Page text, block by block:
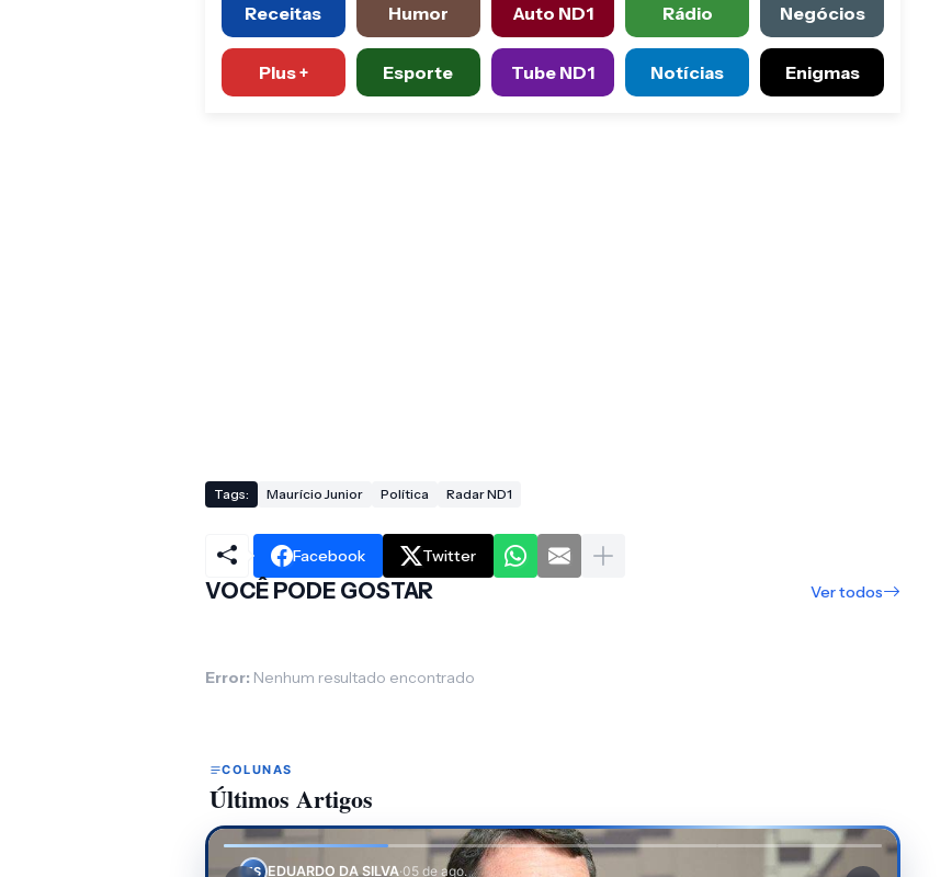
Receitas Humor Auto ND1 Rádio Negócios
Plus + Esporte Tube ND1 Notícias Enigmas
Tags: Maurício Junior Política Radar ND1
Facebook Twitter
VOCÊ PODE GOSTAR Ver todos
Error: Nenhum resultado encontrado
COLUNAS
Últimos Artigos
ES EDUARDO DA SILVA·30 de jul.